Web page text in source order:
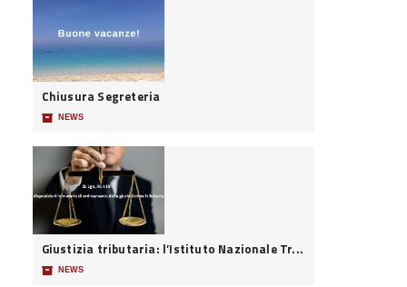
Chiusura Segreteria
📦 NEWS
Giustizia tributaria: l’Istituto Nazionale Tr...
📦 NEWS